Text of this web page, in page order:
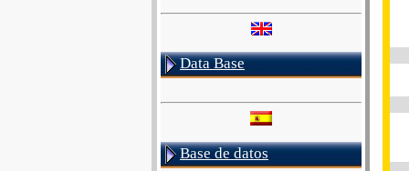
Data Base
Base de datos